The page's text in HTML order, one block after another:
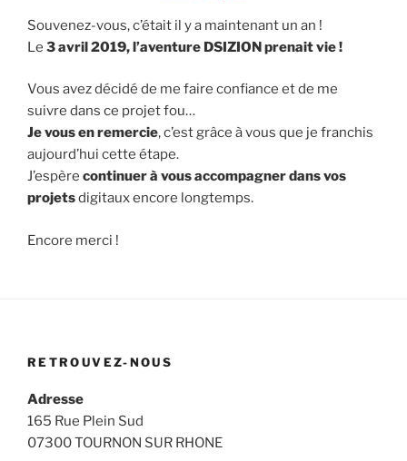
Souvenez-vous, c’était il y a maintenant un an !
Le 3 avril 2019, l’aventure DSIZION prenait vie !
Vous avez décidé de me faire confiance et de me
suivre dans ce projet fou…
Je vous en remercie, c’est grâce à vous que je franchis
aujourd’hui cette étape.
J’espère continuer à vous accompagner dans vos
projetsdigitaux encore longtemps.
Encore merci !
RETROUVEZ-NOUS
Adresse
165 Rue Plein Sud
07300 TOURNON SUR RHONE